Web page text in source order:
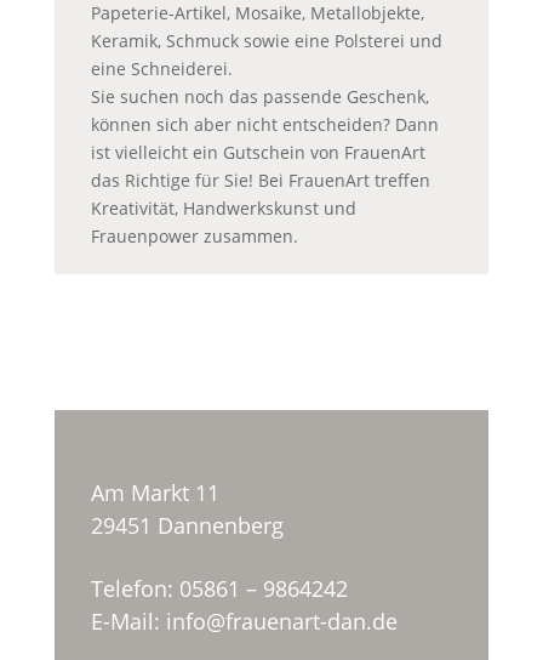
Papeterie-Artikel, Mosaike, Metallobjekte,
Keramik, Schmuck sowie eine Polsterei und
eine Schneiderei.
Sie suchen noch das passende Geschenk,
können sich aber nicht entscheiden? Dann
ist vielleicht ein Gutschein von FrauenArt
das Richtige für Sie! Bei FrauenArt treffen
Kreativität, Handwerkskunst und
Frauenpower zusammen.
Am Markt 11
29451 Dannenberg
Telefon: 05861 – 9864242
E-Mail: info@frauenart-dan.de